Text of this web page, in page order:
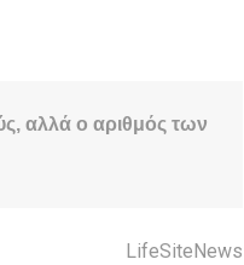
αλλά ο αριθμός των
LifeSiteNews